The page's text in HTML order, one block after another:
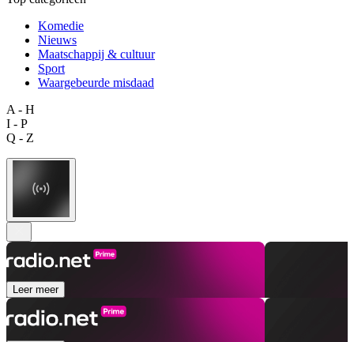
Komedie
Nieuws
Maatschappij & cultuur
Sport
Waargebeurde misdaad
A - H
I - P
Q - Z
Leer meer